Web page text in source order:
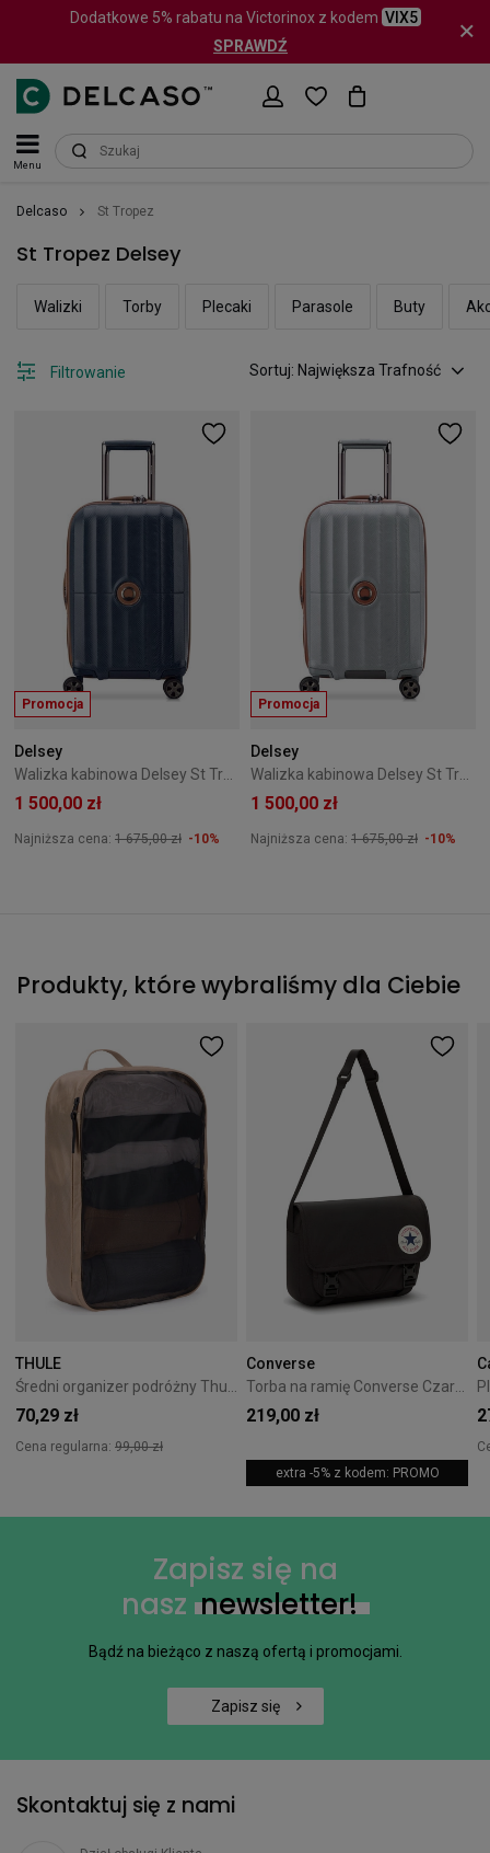
Dodatkowe 5% rabatu na Victorinox z kodem VIX5
SPRAWDŹ
Menu
Delcaso St Tropez
St Tropez Delsey
Walizki Torby Plecaki Parasole Buty
Sortuj: Największa Trafność
Filtrowanie
Promocja
Delsey
1 500,00 zł
Najniższa cena: 1 675,00 zł -10%
Promocja
Delsey
1 500,00 zł
Najniższa cena: 1 675,00 zł -10%
Produkty, które wybraliśmy dla Ciebie
THULE
Średni organizer podróżny Thule Packing Cube M - gentle beige
70,29 zł
Cena regularna: 99,00 zł
Converse
Torba na ramię Converse Czarna 10026011-A01
219,00 zł
extra -5% z kodem: PROMO
Zapisz się na
nasz newsletter!
Bądź na bieżąco z naszą ofertą i promocjami.
Zapisz się
Skontaktuj się z nami